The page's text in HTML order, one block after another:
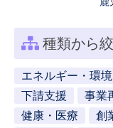
種類から
エネルギー・環境
下請支援
事業
健康・医療
創